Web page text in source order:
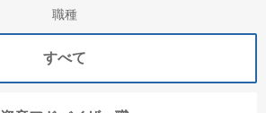
職種
すべて